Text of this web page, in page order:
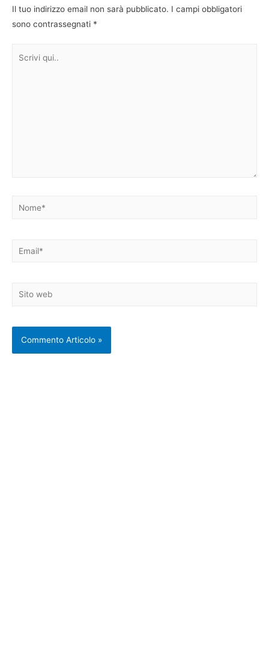
Il tuo indirizzo email non sarà pubblicato. I campi obbligatori
sono contrassegnati *
Nome*
Email*
Sito